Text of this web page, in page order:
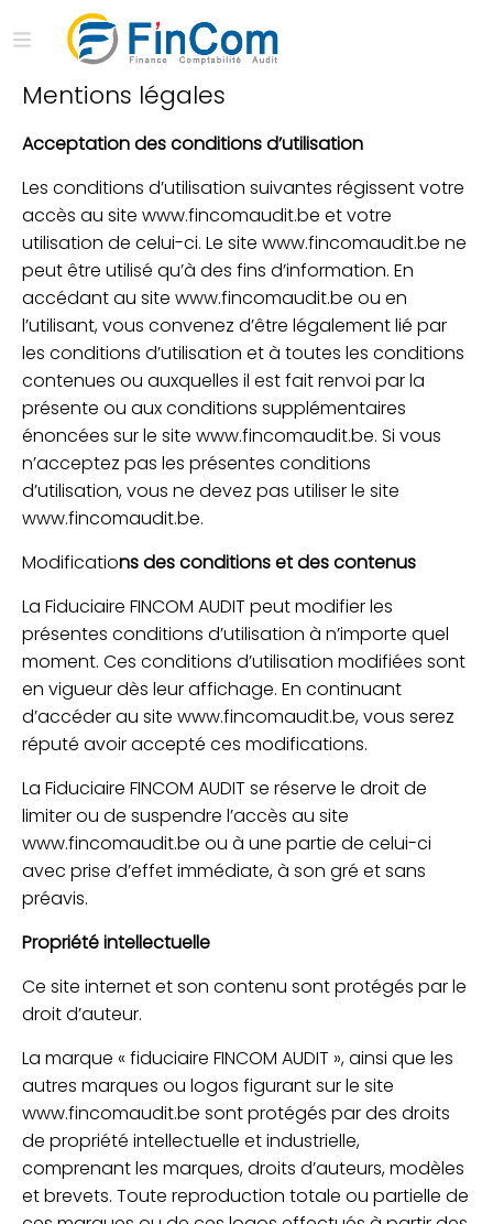
Mentions légales
Acceptation des conditions d’utilisation
Les conditions d’utilisation suivantes régissent votre
accès au site www.fincomaudit.be et votre
utilisation de celui-ci. Le site www.fincomaudit.be ne
peut être utilisé qu’à des fins d’information. En
accédant au site www.fincomaudit.be ou en
l’utilisant, vous convenez d’être légalement lié par
les conditions d’utilisation et à toutes les conditions
contenues ou auxquelles il est fait renvoi par la
présente ou aux conditions supplémentaires
énoncées sur le site www.fincomaudit.be. Si vous
n’acceptez pas les présentes conditions
d’utilisation, vous ne devez pas utiliser le site
www.fincomaudit.be.
Modifications des conditions et des contenus
La Fiduciaire FINCOM AUDIT peut modifier les
présentes conditions d’utilisation à n’importe quel
moment. Ces conditions d’utilisation modifiées sont
en vigueur dès leur affichage. En continuant
d’accéder au site www.fincomaudit.be, vous serez
réputé avoir accepté ces modifications.
La Fiduciaire FINCOM AUDIT se réserve le droit de
limiter ou de suspendre l’accès au site
www.fincomaudit.be ou à une partie de celui-ci
avec prise d’effet immédiate, à son gré et sans
préavis.
Propriété intellectuelle
Ce site internet et son contenu sont protégés par le
droit d’auteur.
La marque « fiduciaire FINCOM AUDIT », ainsi que les
autres marques ou logos figurant sur le site
www.fincomaudit.be sont protégés par des droits
de propriété intellectuelle et industrielle,
comprenant les marques, droits d’auteurs, modèles
et brevets. Toute reproduction totale ou partielle de